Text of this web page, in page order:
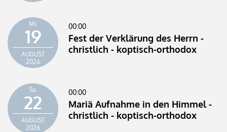
Mi.
19
AUGUST
2026
00:00
Fest der Verklärung des Herrn -
christlich - koptisch-orthodox
Sa.
22
AUGUST
2026
00:00
Mariä Aufnahme in den Himmel -
christlich - koptisch-orthodox